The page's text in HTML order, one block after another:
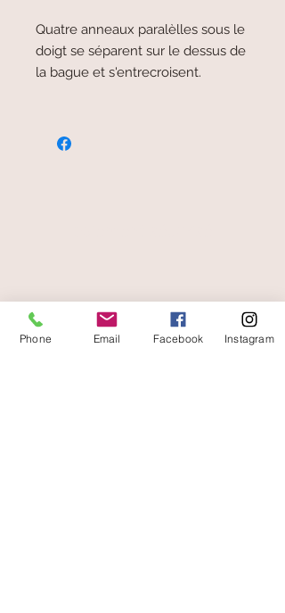
Quatre anneaux paralèlles sous le
doigt se séparent sur le dessus de
la bague et s'entrecroisent.
livraison offerte
et rapide
Phone Email Facebook Instagram